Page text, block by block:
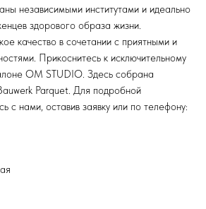
независимыми институтами и идеально
здорового образа жизни.
качество в сочетании с приятными и
Прикоснитесь к исключительному
OM STUDIO. Здесь собрана
Parquet. Для подробной
с нами, оставив заявку или по телефону: